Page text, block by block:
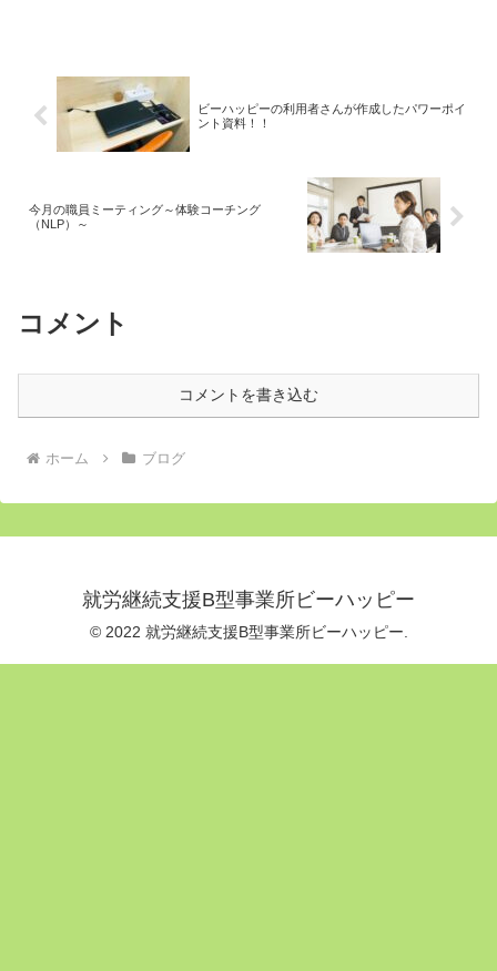
ビーハッピーの利用者さんが作成したパワーポイ
ント資料！！
今月の職員ミーティング～体験コーチング
（NLP）～
コメント
コメントを書き込む
ホーム ブログ
就労継続支援B型事業所ビーハッピー
© 2022 就労継続支援B型事業所ビーハッピー.